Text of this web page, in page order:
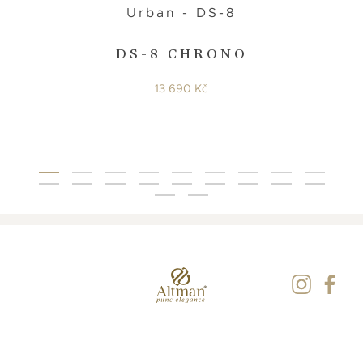
DS-8 CHRONO
Urban - DS-8
13 690 Kč